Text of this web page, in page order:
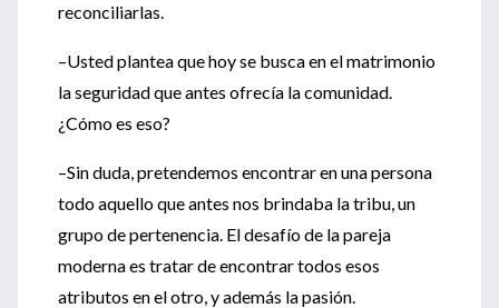
reconciliarlas.
–Usted plantea que hoy se busca en el matrimonio
la seguridad que antes ofrecía la comunidad.
¿Cómo es eso?
–Sin duda, pretendemos encontrar en una persona
todo aquello que antes nos brindaba la tribu, un
grupo de pertenencia. El desafío de la pareja
moderna es tratar de encontrar todos esos
atributos en el otro, y además la pasión.